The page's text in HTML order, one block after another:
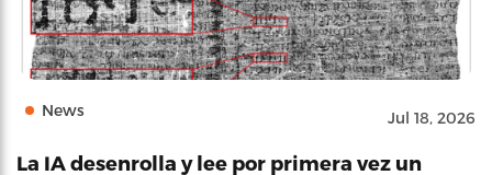
News Jul 18, 2026
La IA desenrolla y lee por primera vez un